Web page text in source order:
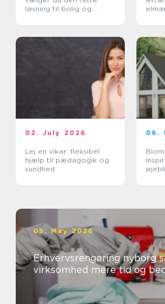
løsning til bolig og
02. July 2026
Lej en vikar: fleksibel
hjælp til pædagogik og
sundhed
06.
05. May 2026
Erhvervsrengøring nyborg sådan får din
virksomhed mere tid og